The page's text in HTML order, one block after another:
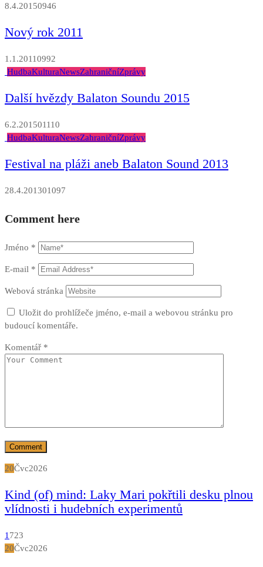
8.4.20150946
Nový rok 2011
1.1.20110992
HudbaKulturaNewsZahraničníZprávy
Další hvězdy Balaton Soundu 2015
6.2.201501110
HudbaKulturaNewsZahraničníZprávy
Festival na pláži aneb Balaton Sound 2013
28.4.201301097
Comment here
Jméno *
E-mail *
Webová stránka
Uložit do prohlížeče jméno, e-mail a webovou stránku pro
budoucí komentáře.
Komentář *
20Čvc2026
Kind (of) mind: Laky Mari pokřtili desku plnou
vlídnosti i hudebních experimentů
1 723
20Čvc2026